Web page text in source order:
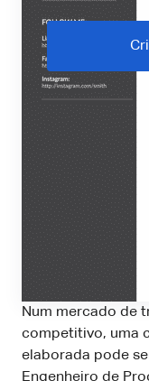
Num mercado de
competitivo, uma
elaborada pode
Engenheiro de